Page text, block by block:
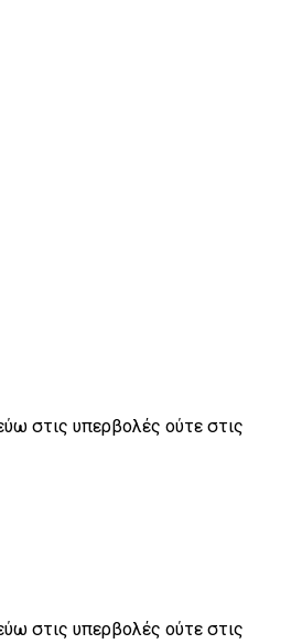
στις υπερβολές ούτε στις
στις υπερβολές ούτε στις